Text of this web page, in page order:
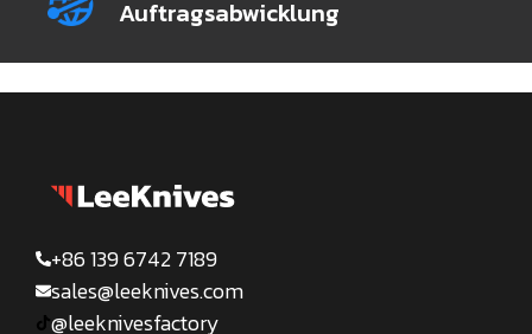
Auftragsabwicklung
+86 139 6742 7189
sales@leeknives.com
@leeknivesfactory